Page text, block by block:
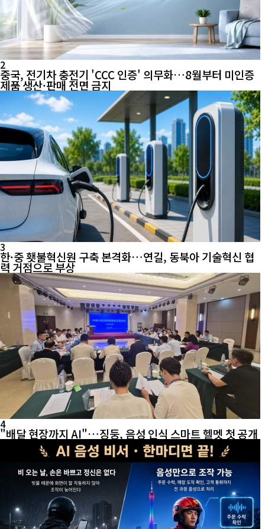
2
중국, 전기차 충전기 'CCC 인증' 의무화…8월부터 미인증
제품 생산·판매 전면 금지
3
한·중 횃불혁신원 구축 본격화…연길, 동북아 기술혁신 협
력 거점으로 부상
4
"배달 현장까지 AI"…징둥, 음성 인식 스마트 헬멧 첫 공개